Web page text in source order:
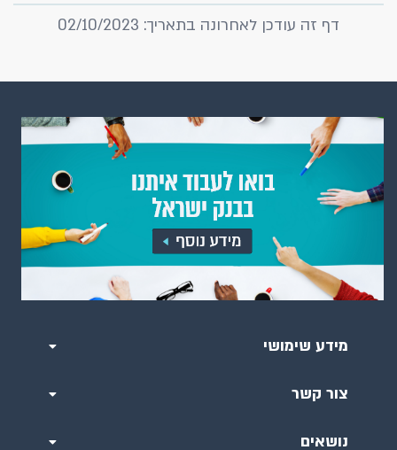
דף זה עודכן לאחרונה בתאריך: 02/10/2023
מידע שימושי
צור קשר
נושאים